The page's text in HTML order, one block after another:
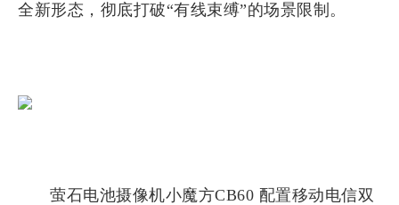
全新形态，彻底打破“有线束缚”的场景限制。
萤石电池摄像机小魔方CB60 配置移动电信双